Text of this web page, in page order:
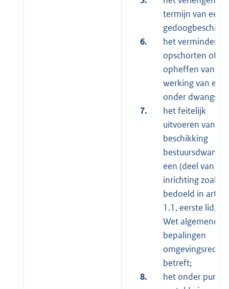
termijn van een
6.
het verminderen,
opschorten of
opheffen van de
werking van een
onder
7.
het feitelijk
uitvoeren van
beschikking
bestuursdwang
een (deel van de)
inrichting zoals
bedoeld in
1.1, eerste lid,
Wet algemene
bepalingen
omgevingsrecht
betreft;
8.
het onder punt 2